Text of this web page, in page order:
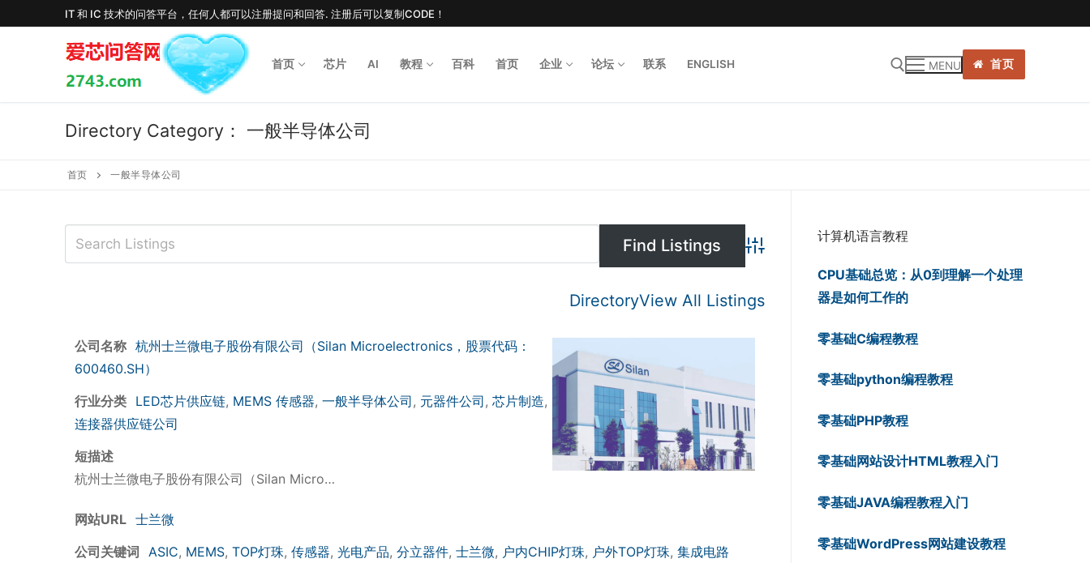
IT 和 IC 技术的问答平台，任何人都可以注册提问和回答. 注册后可以复制CODE！
首页 芯片 AI 教程 百科 首页 企业 论坛 联系 ENGLISH MENU 首页
Directory Category： 一般半导体公司
首页 一般半导体公司
Advanced Search
DirectoryView All Listings
公司名称 杭州士兰微电子股份有限公司（Silan Microelectronics，股票代码：
600460.SH）
行业分类 LED芯片供应链, MEMS 传感器, 一般半导体公司, 元器件公司, 芯片制造,
连接器供应链公司
短描述
杭州士兰微电子股份有限公司（Silan Micro…
网站URL 士兰微
公司关键词
ASIC, MEMS, TOP灯珠, 传感器, 光电产品, 分立器件, 士兰微, 户内CHIP灯珠, 户外TOP灯珠, 集成电路
计算机语言教程
CPU基础总览：从0到理解一个处理
器是如何工作的
零基础C编程教程
零基础python编程教程
零基础PHP教程
零基础网站设计HTML教程入门
零基础JAVA编程教程入门
零基础WordPress网站建设教程